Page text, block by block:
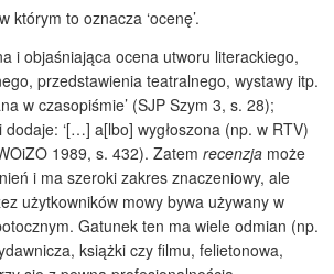
którym to oznacza ‘ocenę’.
i objaśniająca ocena utworu literackiego,
przedstawienia teatralnego, wystawy itp.
w czasopiśmie’ (SJP Szym 3, s. 28);
dodaje: ‘[…] a[lbo] wygłoszona (np. w RTV)
1989, s. 432). Zatem recenzja może
i ma szeroki zakres znaczeniowy, ale
użytkowników mowy bywa używany w
Gatunek ten ma wiele odmian (np.
książki czy filmu, felietonowa,